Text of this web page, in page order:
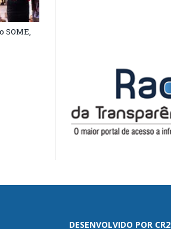
SOME,
DESENVOLVIDO POR CR2